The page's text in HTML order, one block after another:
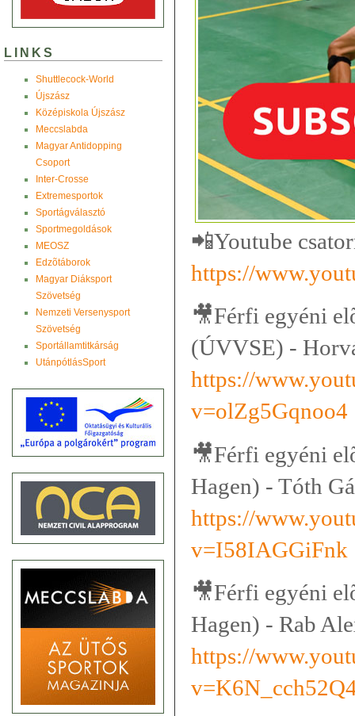
LINKS
Shuttlecock-World
Újszász
Középiskola Újszász
Meccslabda
Magyar Antidopping
Csoport
Inter-Crosse
Extremesportok
Sportágválasztó
Sportmegoldások
MEOSZ
Edzõtáborok
Magyar Diáksport
Szövetség
Nemzeti Versenysport
Szövetség
Sportállamtitkárság
UtánpótlásSport
📲Youtube
https://
🎥Férfi egyéni
(ÚVVSE) -
https://
v=olZg5Gqnoo4
🎥Férfi egyéni
Hagen) - Tóth
https://
v=I58IAGGiFnk
🎥Férfi egyéni
Hagen) - Rab
https://